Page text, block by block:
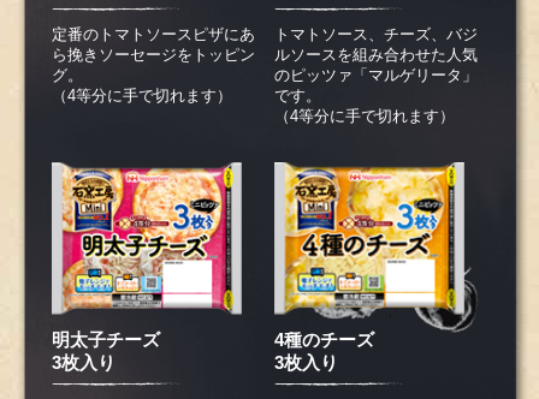
定番のトマトソースピザにあ
ら挽きソーセージをトッピン
グ。
（4等分に手で切れます）
トマトソース、チーズ、バジ
ルソースを組み合わせた人気
のピッツァ「マルゲリータ」
です。
（4等分に手で切れます）
明太子チーズ
3枚入り
4種のチーズ
3枚入り